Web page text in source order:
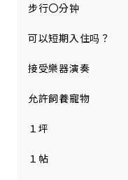
步行〇分钟
可以短期入住吗？
接受樂器演奏
允許飼養寵物
１坪
１帖